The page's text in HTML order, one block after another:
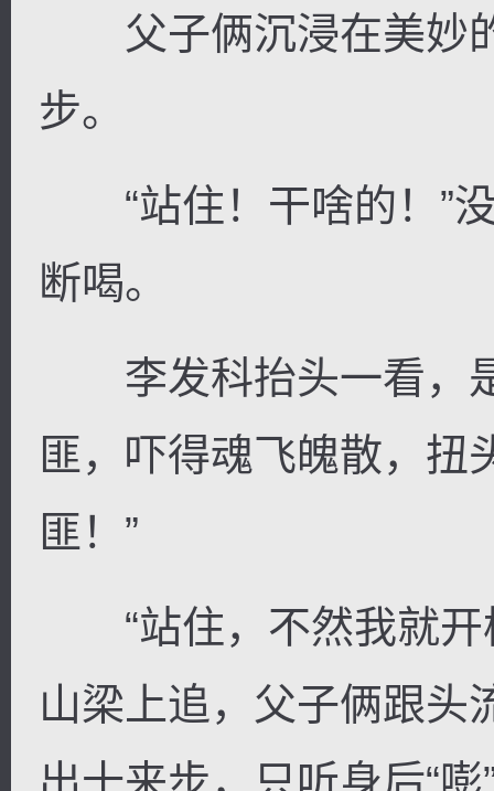
父子俩沉浸在美妙
步。
“站住！干啥的！”没
断喝。
李发科抬头一看，
匪，吓得魂飞魄散，扭
匪！”
“站住，不然我就开
山梁上追，父子俩跟头